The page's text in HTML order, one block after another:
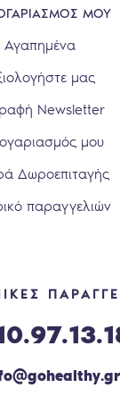
ΜΟΥ
Αγαπημένα
μας
Newsletter
μου
Δωροεπιταγής
παραγγελιών